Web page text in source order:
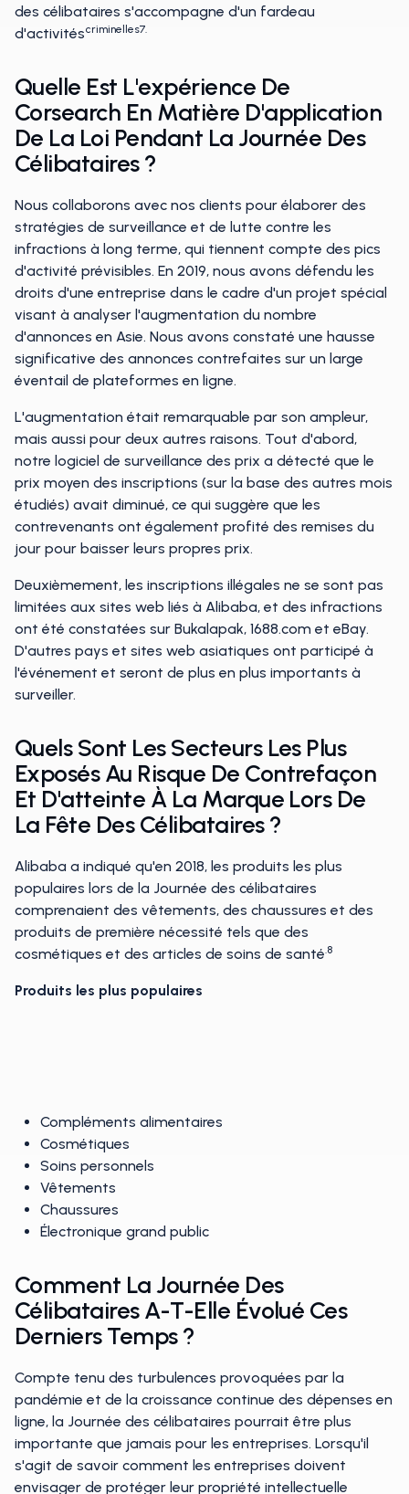
des célibataires s'accompagne d'un fardeau
d'activitéscriminelles7.
Quelle Est L'expérience De
Corsearch En Matière D'application
De La Loi Pendant La Journée Des
Célibataires ?
Nous collaborons avec nos clients pour élaborer des
stratégies de surveillance et de lutte contre les
infractions à long terme, qui tiennent compte des pics
d'activité prévisibles. En 2019, nous avons défendu les
droits d'une entreprise dans le cadre d'un projet spécial
visant à analyser l'augmentation du nombre
d'annonces en Asie. Nous avons constaté une hausse
significative des annonces contrefaites sur un large
éventail de plateformes en ligne.
L'augmentation était remarquable par son ampleur,
mais aussi pour deux autres raisons. Tout d'abord,
notre logiciel de surveillance des prix a détecté que le
prix moyen des inscriptions (sur la base des autres mois
étudiés) avait diminué, ce qui suggère que les
contrevenants ont également profité des remises du
jour pour baisser leurs propres prix.
Deuxièmement, les inscriptions illégales ne se sont pas
limitées aux sites web liés à Alibaba, et des infractions
ont été constatées sur Bukalapak, 1688.com et eBay.
D'autres pays et sites web asiatiques ont participé à
l'événement et seront de plus en plus importants à
surveiller.
Quels Sont Les Secteurs Les Plus
Exposés Au Risque De Contrefaçon
Et D'atteinte À La Marque Lors De
La Fête Des Célibataires ?
Alibaba a indiqué qu'en 2018, les produits les plus
populaires lors de la Journée des célibataires
comprenaient des vêtements, des chaussures et des
produits de première nécessité tels que des
cosmétiques et des articles de soins de santé.8
Produits les plus populaires
Compléments alimentaires
Cosmétiques
Soins personnels
Vêtements
Chaussures
Électronique grand public
Comment La Journée Des
Célibataires A-T-Elle Évolué Ces
Derniers Temps ?
Compte tenu des turbulences provoquées par la
pandémie et de la croissance continue des dépenses en
ligne, la Journée des célibataires pourrait être plus
importante que jamais pour les entreprises. Lorsqu'il
s'agit de savoir comment les entreprises doivent
envisager de protéger leur propriété intellectuelle